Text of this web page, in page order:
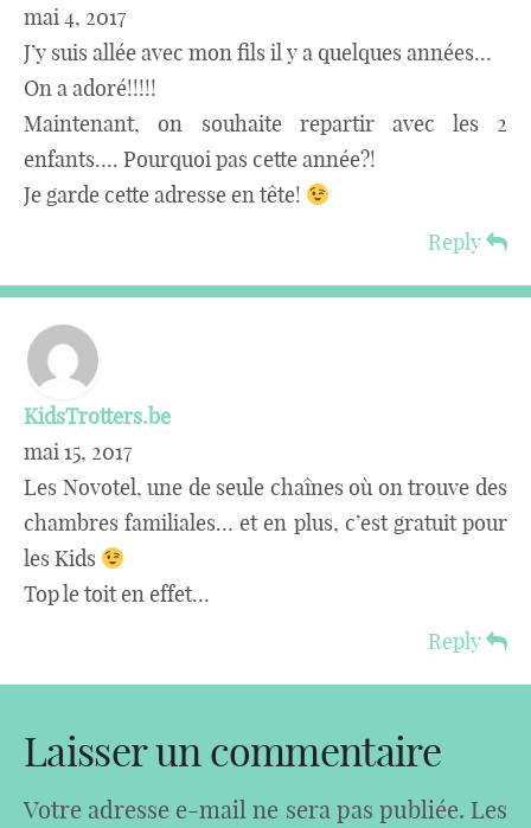
mai 4, 2017
J’y suis allée avec mon fils il y a quelques années…
On a adoré!!!!!
Maintenant, on souhaite repartir avec les 2
enfants…. Pourquoi pas cette année?!
Je garde cette adresse en tête!
Reply
KidsTrotters.be
mai 15, 2017
Les Novotel, une de seule chaînes où on trouve des
chambres familiales… et en plus, c’est gratuit pour
les Kids
Top le toit en effet…
Reply
Laisser un commentaire
Votre adresse e-mail ne sera pas publiée. Les